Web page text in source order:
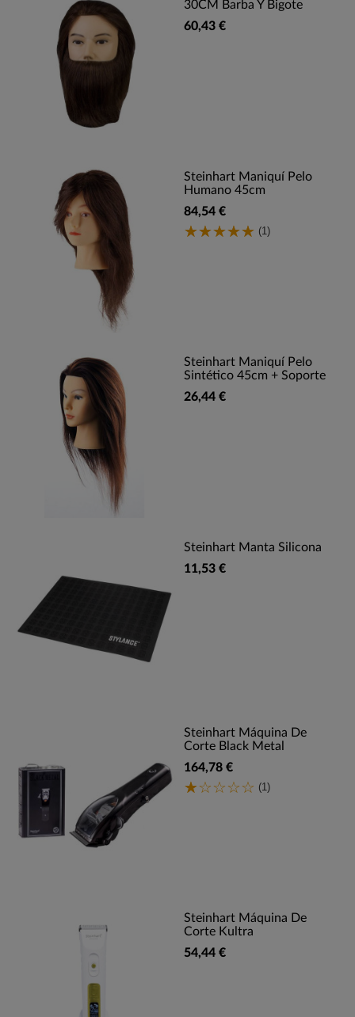
30CM Barba Y Bigote
60,43 €
Steinhart Maniquí Pelo
Humano 45cm
84,54 €
(1)
Steinhart Maniquí Pelo
Sintético 45cm + Soporte
26,44 €
Steinhart Manta Silicona
11,53 €
Steinhart Máquina De
Corte Black Metal
164,78 €
(1)
Steinhart Máquina De
Corte Kultra
54,44 €